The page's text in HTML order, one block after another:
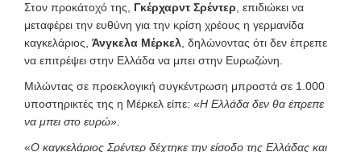
Στον προκάτοχό της, Γκέρχαρντ Σρέντερ, επιδιώκει να
μεταφέρει την ευθύνη για την κρίση χρέους η γερμανίδα
καγκελάριος, Άνγκελα Μέρκελ, δηλώνοντας ότι δεν έπρεπε
να επιτρέψει στην Ελλάδα να μπει στην Ευρωζώνη.
Μιλώντας σε προεκλογική συγκέντρωση μπροστά σε 1.000
υποστηρικτές της η Μέρκελ είπε: «Η Ελλάδα δεν θα έπρεπε
να μπει στο ευρώ».
«Ο καγκελάριος Σρέντερ δέχτηκε την είσοδο της Ελλάδας και